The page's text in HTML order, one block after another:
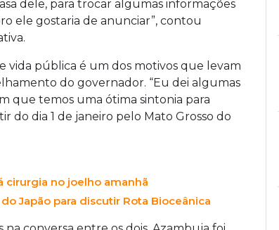
dele, para trocar algumas informações
ele gostaria de anunciar”, contou
vida pública é um dos motivos que levam
do governador. “Eu dei algumas
que temos uma ótima sintonia para
do dia 1 de janeiro pelo Mato Grosso do
cirurgia no joelho amanhã
Japão para discutir Rota Bioceânica